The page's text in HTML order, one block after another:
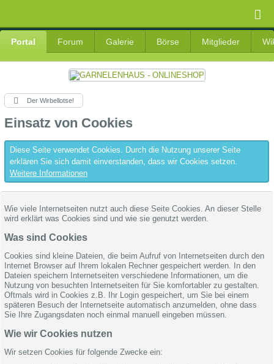
Portal Forum Galerie Börse Mitglieder
Der Wirbellotse!
Einsatz von Cookies
Diese Seite verwendet Cookies. Durch die Nutzung unserer Seite
erklären Sie sich damit einverstanden, dass wir Cookies setzen.
Weitere Informationen
Wie viele Internetseiten nutzt auch diese Seite Cookies. An dieser Stelle
wird erklärt was Cookies sind und wie sie genutzt werden.
Was sind Cookies
Cookies sind kleine Dateien, die beim Aufruf von Internetseiten durch den
Internet Browser auf Ihrem lokalen Rechner gespeichert werden. In den
Dateien speichern Internetseiten verschiedene Informationen, um die
Nutzung von besuchten Internetseiten für Sie komfortabler zu gestalten.
Oftmals wird in Cookies z.B. Ihr Login gespeichert, um Sie bei einem
späteren Besuch der Internetseite automatisch anzumelden, ohne dass
Sie Ihre Zugangsdaten noch einmal manuell eingeben müssen.
Wie wir Cookies nutzen
Wir setzen Cookies für folgende Zwecke ein: